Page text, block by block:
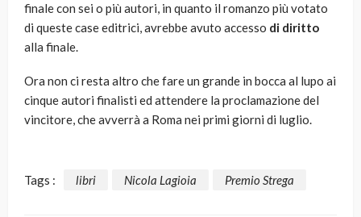
finale con sei o più autori, in quanto il romanzo più votato
di queste case editrici, avrebbe avuto accesso di diritto
alla finale.
Ora non ci resta altro che fare un grande in bocca al lupo ai
cinque autori finalisti ed attendere la proclamazione del
vincitore, che avverrà a Roma nei primi giorni di luglio.
Tags : libri Nicola Lagioia Premio Strega